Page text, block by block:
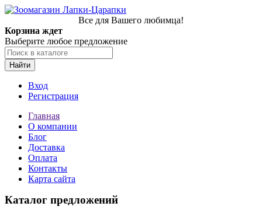
Все для Вашего любимца!
Корзина ждет
Выберите любое предложение
Найти
Вход
Регистрация
Главная
О компании
Блог
Доставка
Оплата
Контакты
Карта сайта
Каталог предложений